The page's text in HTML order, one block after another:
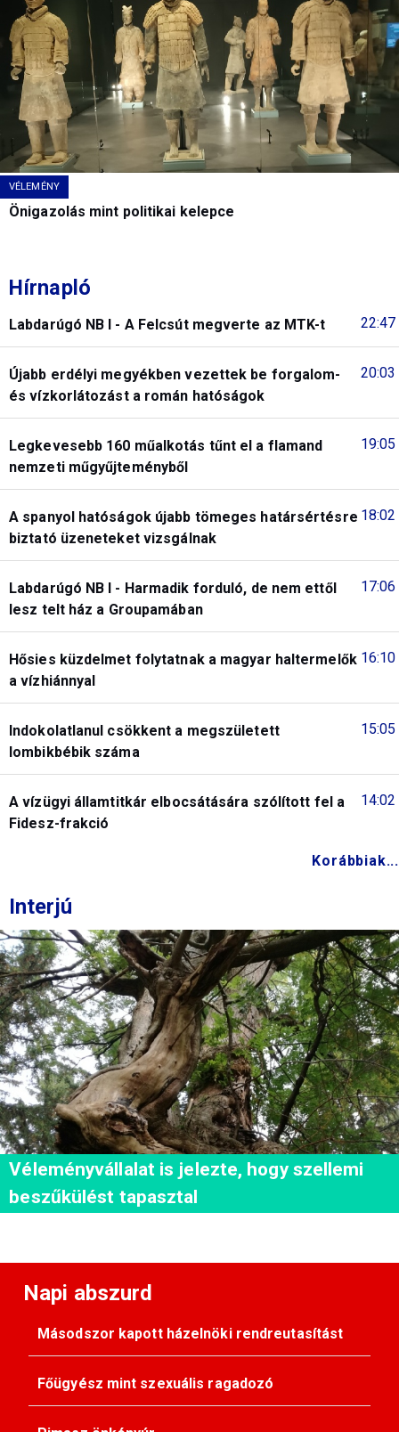
VÉLEMÉNY
Önigazolás mint politikai kelepce
Hírnapló
22:47
Labdarúgó NB I - A Felcsút megverte az MTK-t
20:03
Újabb erdélyi megyékben vezettek be forgalom-
és vízkorlátozást a román hatóságok
19:05
Legkevesebb 160 műalkotás tűnt el a flamand
nemzeti műgyűjteményből
18:02
A spanyol hatóságok újabb tömeges határsértésre
biztató üzeneteket vizsgálnak
17:06
Labdarúgó NB I - Harmadik forduló, de nem ettől
lesz telt ház a Groupamában
16:10
Hősies küzdelmet folytatnak a magyar haltermelők
a vízhiánnyal
15:05
Indokolatlanul csökkent a megszületett
lombikbébik száma
14:02
A vízügyi államtitkár elbocsátására szólított fel a
Fidesz-frakció
Korábbiak...
Interjú
Véleményvállalat is jelezte, hogy szellemi
beszűkülést tapasztal
Napi abszurd
Másodszor kapott házelnöki rendreutasítást
Főügyész mint szexuális ragadozó